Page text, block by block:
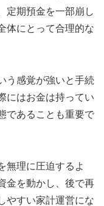
定期預金を一部崩し
体にとって合理的な
う感覚が強いと手続
にはお金は持ってい
であることも重要で
無理に圧迫するよ
金を動かし、後で再
やすい家計運営にな